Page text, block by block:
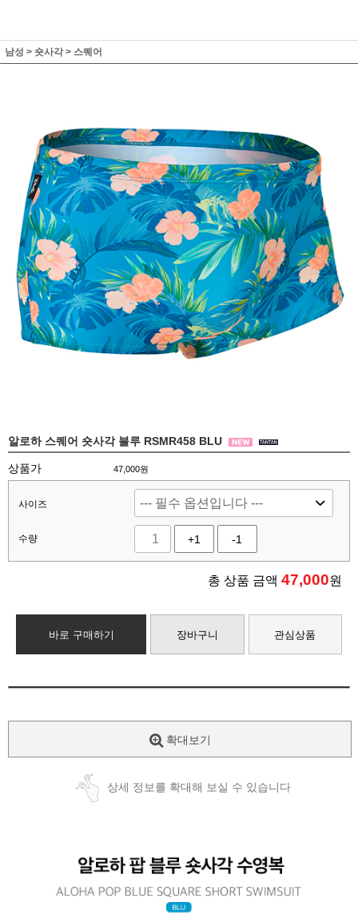
남성 > 숏사각> 스퀘어
알로하 스퀘어 숏사각 블루 RSMR458 BLU
상품가 47,000원
사이즈
수량 +1 -1
총 상품 금액 47,000원
바로 구매하기 장바구니 관심상품
확대보기
상세 정보를 확대해 보실 수 있습니다